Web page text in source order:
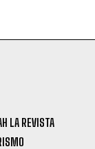
LA REVISTA